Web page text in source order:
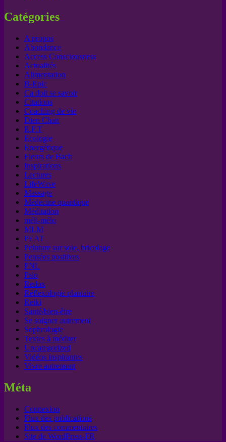
Catégories
A propos
Abondance
Access Consciousness
Actualités
Alimentation
B-Epic
Ca doit se savoir
Citations
Coaching de vie
Dien Chan
E.F.T
Ecologie
Energétique
Fleurs de Bach
Inspirations
Lectures
LifeWave
Massage
Médecine quantique
Méditation
méli-mélo
MLM
PEAT
Peinture sur soie, bricolage
Pensées positives
PNL
Psio
Redox
Réflexologie plantaire
Reiki
Santé/bien-être
Se soigner autrement
Sophrologie
Textes à méditer
Uncategorized
Vidéos inspirantes
Vivre autrement
Méta
Connexion
Flux des publications
Flux des commentaires
Site de WordPress-FR